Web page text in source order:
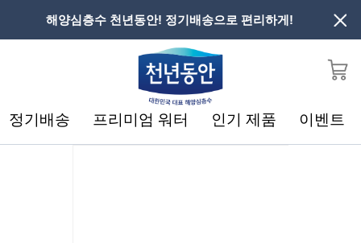
해양심층수 천년동안! 정기배송으로 편리하게!
정기배송 프리미엄 워터 인기 제품 이벤트